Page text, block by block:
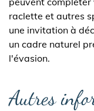
raclette et autres
une invitation à
un cadre naturel
l'évasion.
Autres